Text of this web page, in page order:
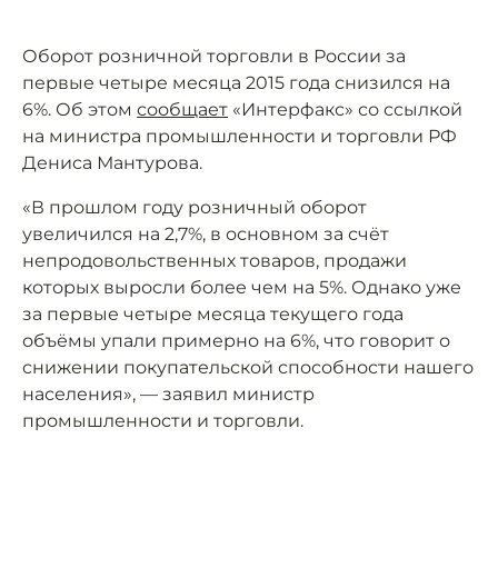
Оборот розничной торговли в России за
первые четыре месяца 2015 года снизился на
6%. Об этом сообщает «Интерфакс» со ссылкой
на министра промышленности и торговли РФ
Дениса Мантурова.
«В прошлом году розничный оборот
увеличился на 2,7%, в основном за счёт
непродовольственных товаров, продажи
которых выросли более чем на 5%. Однако уже
за первые четыре месяца текущего года
объёмы упали примерно на 6%, что говорит о
снижении покупательской способности нашего
населения», — заявил министр
промышленности и торговли.